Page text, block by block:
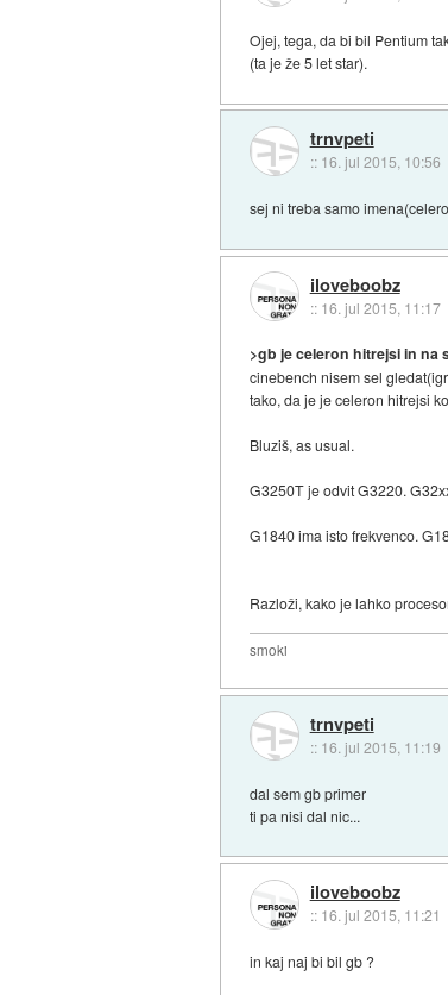
Ojej, tega, da bi bil Pentium
(ta je že 5 let star).
trnvpeti
:: 16. jul 2015, 10:56
sej ni treba samo
iloveboobz
:: 16. jul 2015, 11:17
>gb je celeron hitrejsi in na
cinebench nisem sel
tako, da je je celeron hitrejsi
Bluziš, as usual.
G3250T je odvit G3220.
G1840 ima isto frekvenco.
Razloži, kako je lahko
smoki
trnvpeti
:: 16. jul 2015, 11:19
dal sem gb primer
ti pa nisi dal nic...
iloveboobz
:: 16. jul 2015, 11:21
in kaj naj bi bil gb ?